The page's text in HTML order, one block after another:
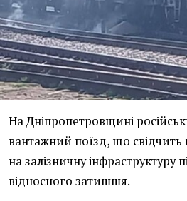
На Дніпропетровщині
вантажний поїзд, що свідчить
на залізничну інфраструктуру
відносного затишшя.